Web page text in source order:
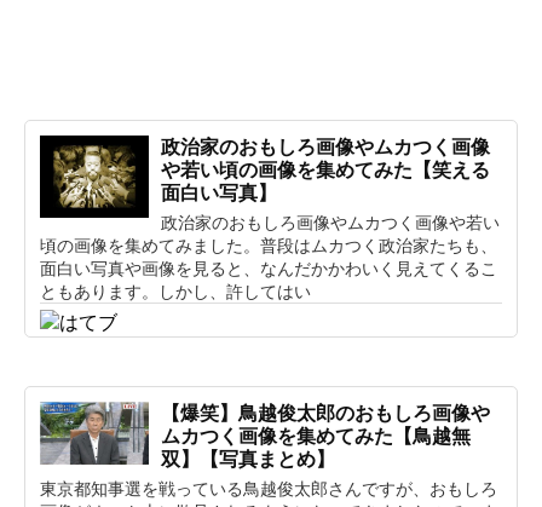
政治家のおもしろ画像やムカつく画像
や若い頃の画像を集めてみた【笑える
面白い写真】
政治家のおもしろ画像やムカつく画像や若い
頃の画像を集めてみました。普段はムカつく政治家たちも、
面白い写真や画像を見ると、なんだかかわいく見えてくるこ
ともあります。しかし、許してはい
【爆笑】鳥越俊太郎のおもしろ画像や
ムカつく画像を集めてみた【鳥越無
双】【写真まとめ】
東京都知事選を戦っている鳥越俊太郎さんですが、おもしろ